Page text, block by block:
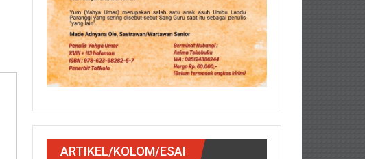
ARTIKEL/KOLOM/ESAI